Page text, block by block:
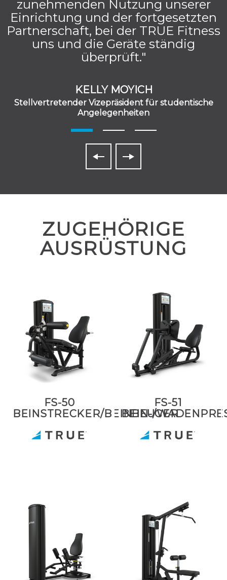
zunehmenden Nutzung unserer
Einrichtung und der fortgesetzten
Partnerschaft, bei der TRUE Fitness
uns und die Geräte ständig
überprüft."
KELLY MOYICH
Stellvertretender Vizepräsident für studentische
Angelegenheiten
ZUGEHÖRIGE
AUSRÜSTUNG
FS-50
BEINSTRECKER/BEINBEUGER
FS-51
BEIN-/